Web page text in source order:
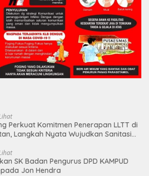
Perkuat Komitmen Penerapan LLTT di
Langkah Nyata Wujudkan Sanitasi
SK Badan Pengurus DPD KAMPUD
Jon Hendra